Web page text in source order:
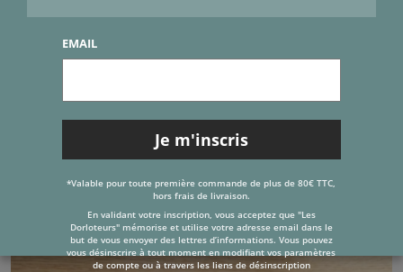
EMAIL
*Valable pour toute première commande de plus de 80€ TTC,
hors frais de livraison.
En validant votre inscription, vous acceptez que "Les
Dorloteurs" mémorise et utilise votre adresse email dans le
but de vous envoyer des lettres d’informations. Vous pouvez
vous désinscrire à tout moment en modifiant vos paramètres
de compte ou à travers les liens de désinscription